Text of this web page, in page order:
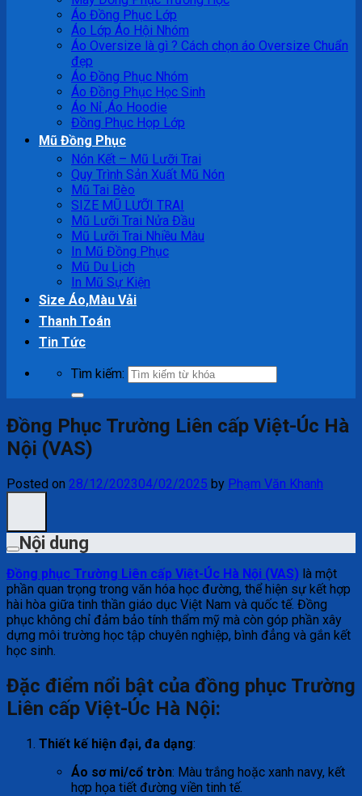
Áo Đồng Phục Lớp
Áo Lớp Áo Hội Nhóm
Áo Oversize là gì ? Cách chọn áo Oversize Chuẩn
đẹp
Áo Đồng Phục Nhóm
Áo Đồng Phục Học Sinh
Áo Nỉ ,Áo Hoodie
Đồng Phục Họp Lớp
Mũ Đồng Phục
Nón Kết – Mũ Lưỡi Trai
Quy Trình Sản Xuất Mũ Nón
Mũ Tai Bèo
SIZE MŨ LƯỠI TRAI
Mũ Lưỡi Trai Nửa Đầu
Mũ Lưỡi Trai Nhiều Màu
In Mũ Đồng Phục
Mũ Du Lịch
In Mũ Sự Kiện
Size Áo,Màu Vải
Thanh Toán
Tin Tức
Tìm kiếm:
Đồng Phục Trường Liên cấp Việt-Úc Hà
Nội (VAS)
Posted on 28/12/202304/02/2025 by Phạm Văn Khanh
Nội dung
Đồng phục Trường Liên cấp Việt-Úc Hà Nội (VAS) là một
phần quan trọng trong văn hóa học đường, thể hiện sự kết hợp
hài hòa giữa tinh thần giáo dục Việt Nam và quốc tế. Đồng
phục không chỉ đảm bảo tính thẩm mỹ mà còn góp phần xây
dựng môi trường học tập chuyên nghiệp, bình đẳng và gắn kết
học sinh.
Đặc điểm nổi bật của đồng phục Trường
Liên cấp Việt-Úc Hà Nội:
Thiết kế hiện đại, đa dạng:
Áo sơ mi/cổ tròn: Màu trắng hoặc xanh navy, kết
hợp họa tiết đường viền tinh tế.